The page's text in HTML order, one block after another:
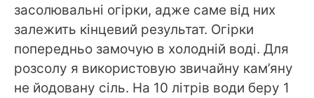
засолювальні огірки, адже саме від них
залежить кінцевий результат. Огірки
попередньо замочую в холодній воді. Для
розсолу я використовую звичайну кам’яну
не йодовану сіль. На 10 літрів води беру 1